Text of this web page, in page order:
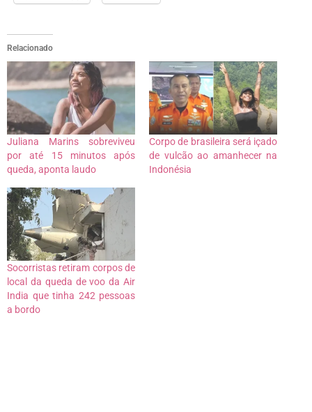
Relacionado
Juliana Marins sobreviveu
por até 15 minutos após
queda, aponta laudo
Corpo de brasileira será içado
de vulcão ao amanhecer na
Indonésia
Socorristas retiram corpos de
local da queda de voo da Air
India que tinha 242 pessoas
a bordo